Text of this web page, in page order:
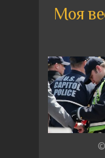
Моя